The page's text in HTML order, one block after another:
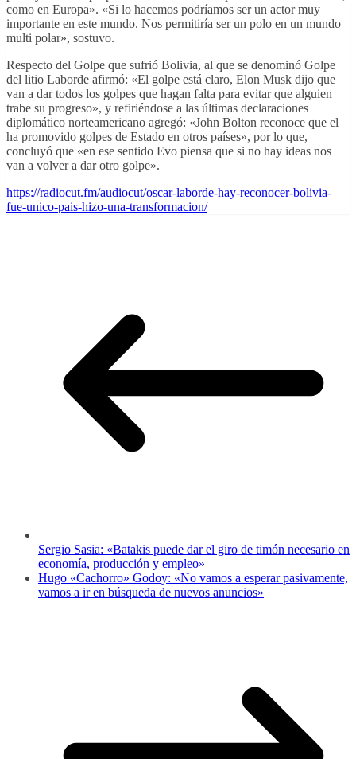
como en Europa». «Si lo hacemos podríamos ser un actor muy
importante en este mundo. Nos permitiría ser un polo en un mundo
multi polar», sostuvo.
Respecto del Golpe que sufrió Bolivia, al que se denominó Golpe
del litio Laborde afirmó: «El golpe está claro, Elon Musk dijo que
van a dar todos los golpes que hagan falta para evitar que alguien
trabe su progreso», y refiriéndose a las últimas declaraciones
diplomático norteamericano agregó: «John Bolton reconoce que el
ha promovido golpes de Estado en otros países», por lo que,
concluyó que «en ese sentido Evo piensa que si no hay ideas nos
van a volver a dar otro golpe».
https://radiocut.fm/audiocut/oscar-laborde-hay-reconocer-bolivia-
fue-unico-pais-hizo-una-transformacion/
Sergio Sasia: «Batakis puede dar el giro de timón necesario en
economía, producción y empleo»
Hugo «Cachorro» Godoy: «No vamos a esperar pasivamente,
vamos a ir en búsqueda de nuevos anuncios»